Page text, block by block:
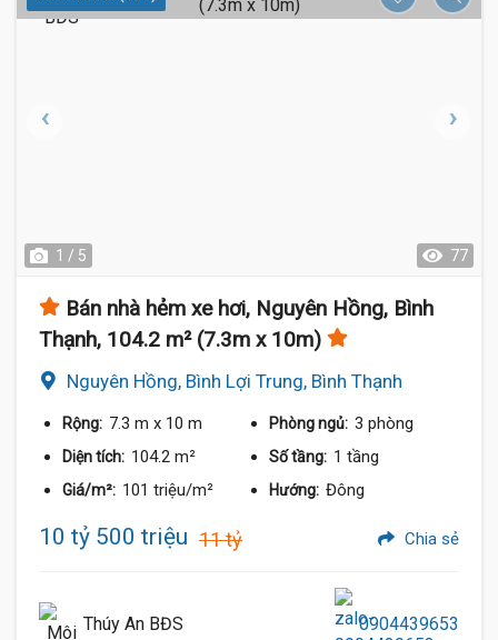
1 / 5 77
Bán nhà hẻm xe hơi, Nguyên Hồng, Bình
Thạnh, 104.2 m² (7.3m x 10m)
Nguyên Hồng, Bình Lợi Trung, Bình Thạnh
Rộng: 7.3 m x 10 m Phòng ngủ: 3 phòng
Diện tích: 104.2 m² Số tầng: 1 tầng
Giá/m²: 101 triệu/m² Hướng: Đông
10 tỷ 500 triệu 11 tỷ Chia sẻ
Thúy An BĐS 0904439653